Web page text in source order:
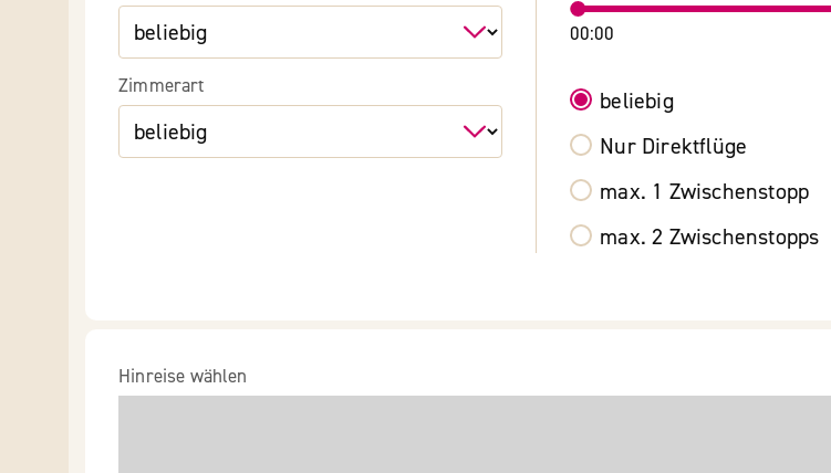
Zimmerart
00:00
beliebig
Nur Direktflüge
max. 1 Zwischenstopp
max. 2 Zwischenstopps
Hinreise wählen